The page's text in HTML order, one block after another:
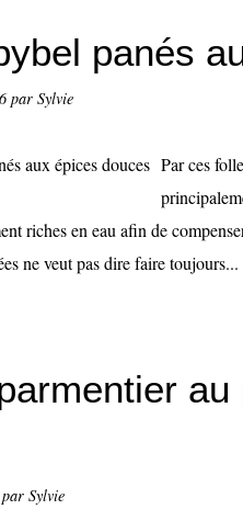
panés
par Sylvie
Par ces
riches en eau afin de
ne veut pas dire faire toujours...
au
par Sylvie